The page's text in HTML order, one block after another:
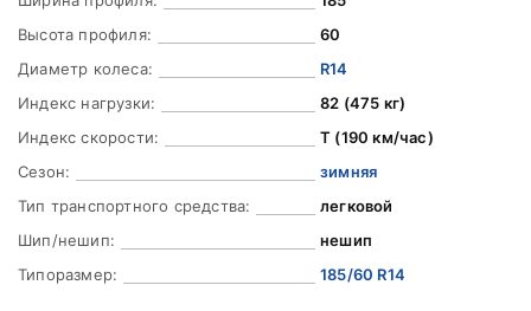
Высота профиля:
60
Диаметр колеса:
R14
Индекс нагрузки:
82 (475 кг)
Индекс скорости:
T (190 км/час)
Сезон:
зимняя
Тип транспортного средства:
легковой
Шип/нешип:
нешип
Типоразмер:
185/60 R14